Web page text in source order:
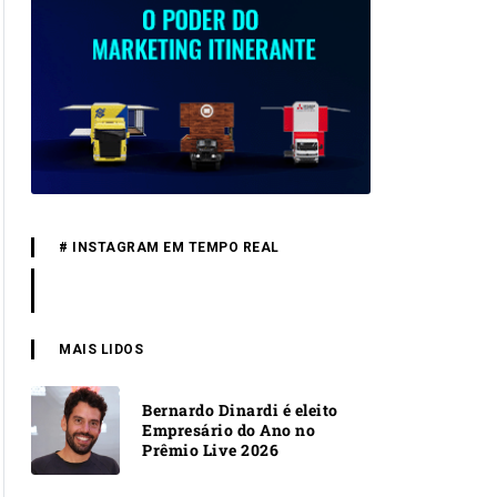
# INSTAGRAM EM TEMPO REAL
MAIS LIDOS
Bernardo Dinardi é eleito
Empresário do Ano no
Prêmio Live 2026